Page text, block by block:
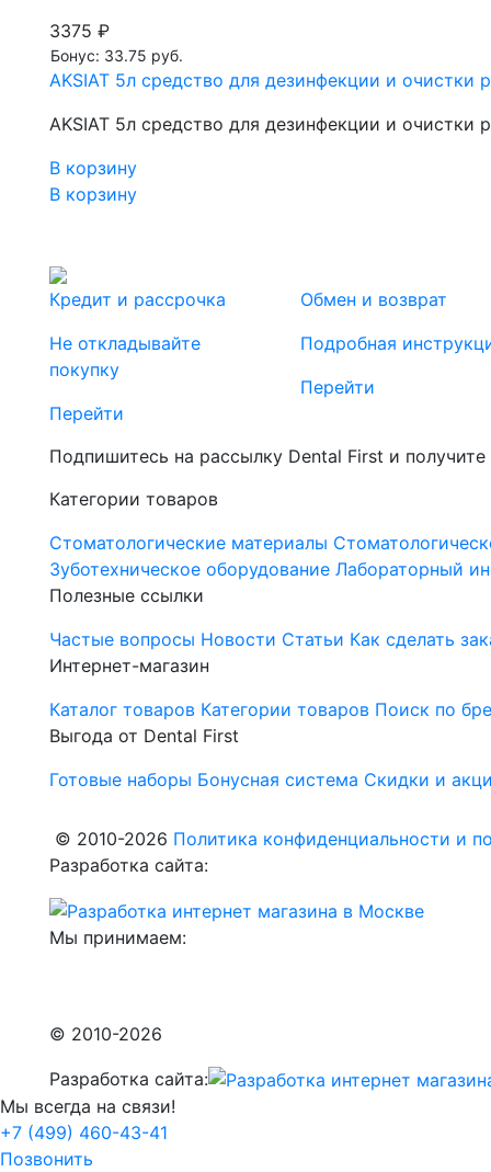
3375 ₽
Бонус: 33.75 руб.
AKSIAT 5л средство для дезинфекции и очистки
AKSIAT 5л средство для дезинфекции и очистки
В корзину
В корзину
Кредит и рассрочка
Не откладывайте
покупку
Перейти
Обмен и возврат
Подробная
Перейти
Подпишитесь на рассылку Dental First и
Категории товаров
Стоматологические материалы
Зуботехническое оборудование Лабораторный
Полезные ссылки
Частые вопросы Новости Статьи Как сделать
Интернет-магазин
Каталог товаров Категории товаров Поиск по
Выгода от Dental First
Готовые наборы Бонусная система Скидки и
© 2010-2026 Политика конфиденциальности и
Разработка сайта:
Мы принимаем:
© 2010-2026
Разработка сайта:
Мы всегда на связи!
+7 (499) 460-43-41
Позвонить